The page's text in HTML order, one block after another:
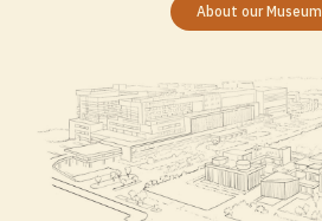
About our Museum